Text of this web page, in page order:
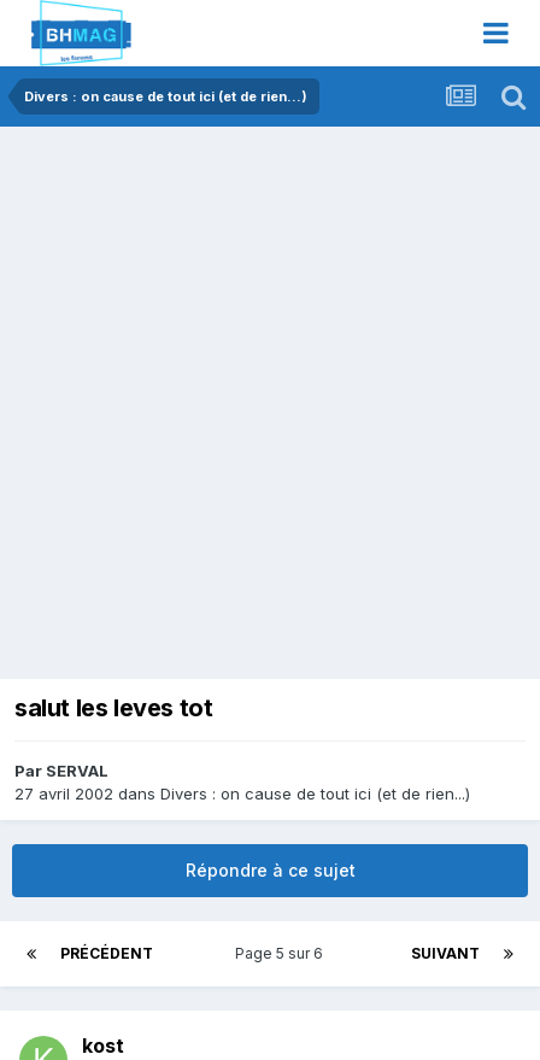
Divers : on cause de tout ici (et de rien...)
salut les leves tot
Par SERVAL
27 avril 2002 dans Divers : on cause de tout ici (et de rien...)
Répondre à ce sujet
PRÉCÉDENT SUIVANT
Page 5 sur 6
kost